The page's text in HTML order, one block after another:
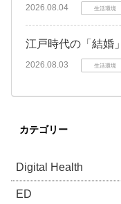
2026.08.04 生活環境
江戸時代の「結婚
2026.08.03 生活環境
カテゴリー
Digital Health
ED